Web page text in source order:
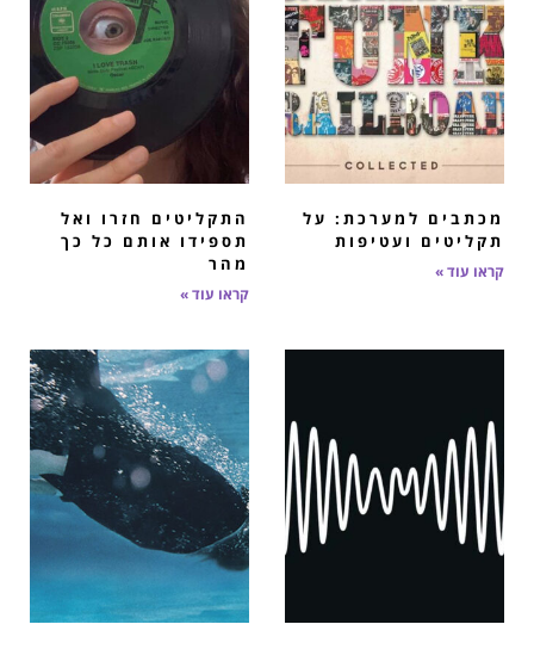
מכתבים למערכת: על
תקליטים ועטיפות
קראו עוד »
התקליטים חזרו ואל
תספידו אותם כל כך
מהר
קראו עוד »